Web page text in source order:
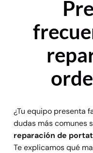
¿Tu equipo presenta
dudas más comunes
reparación de
Te explicamos qué